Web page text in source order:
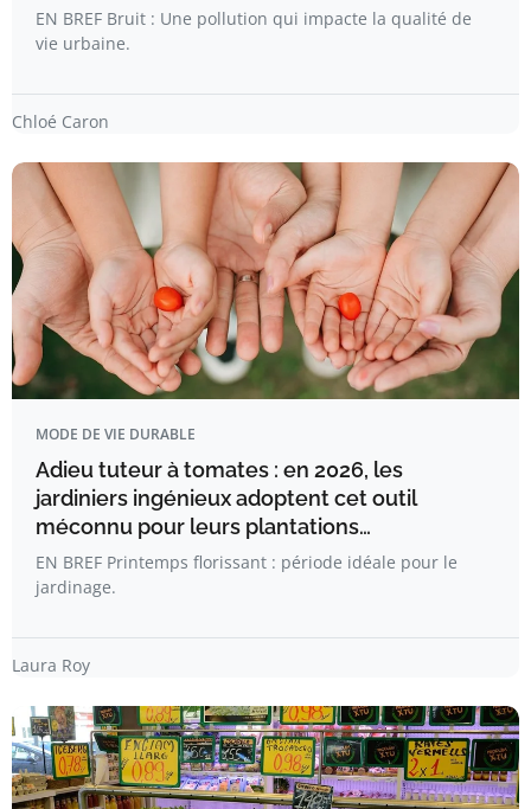
EN BREF Bruit : Une pollution qui impacte la qualité de
vie urbaine.
Chloé Caron
MODE DE VIE DURABLE
Adieu tuteur à tomates : en 2026, les
jardiniers ingénieux adoptent cet outil
méconnu pour leurs plantations…
EN BREF Printemps florissant : période idéale pour le
jardinage.
Laura Roy